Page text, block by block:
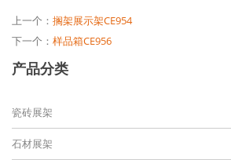
上一个： 搁架展示架CE954
下一个： 样品箱CE956
产品分类
瓷砖展架
石材展架